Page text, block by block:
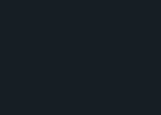
Linkedin
sur